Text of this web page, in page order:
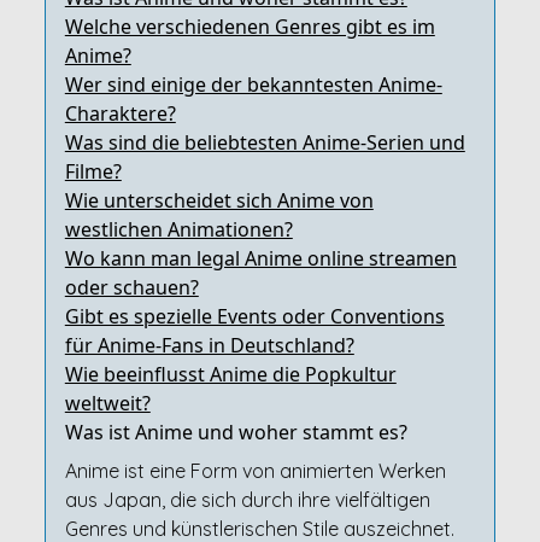
Welche verschiedenen Genres gibt es im
Anime?
Wer sind einige der bekanntesten Anime-
Charaktere?
Was sind die beliebtesten Anime-Serien und
Filme?
Wie unterscheidet sich Anime von
westlichen Animationen?
Wo kann man legal Anime online streamen
oder schauen?
Gibt es spezielle Events oder Conventions
für Anime-Fans in Deutschland?
Wie beeinflusst Anime die Popkultur
weltweit?
Was ist Anime und woher stammt es?
Anime ist eine Form von animierten Werken
aus Japan, die sich durch ihre vielfältigen
Genres und künstlerischen Stile auszeichnet.